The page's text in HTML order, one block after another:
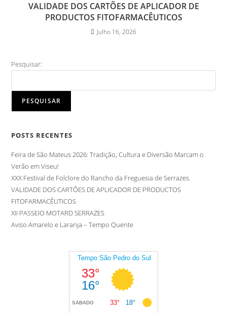
VALIDADE DOS CARTÕES DE APLICADOR DE
PRODUCTOS FITOFARMACÊUTICOS
Julho 16, 2026
Pesquisar:
PESQUISAR
POSTS RECENTES
Feira de São Mateus 2026: Tradição, Cultura e Diversão Marcam o
Verão em Viseu!
XXX Festival de Folclore do Rancho da Freguesia de Serrazes.
VALIDADE DOS CARTÕES DE APLICADOR DE PRODUCTOS
FITOFARMACÊUTICOS
XII PASSEIO MOTARD SERRAZES
Aviso Amarelo e Laranja – Tempo Quente